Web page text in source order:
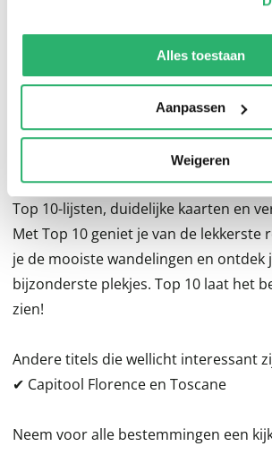
kunnen ontvangen en verwerken.
Alles toestaan
Aanpassen
Weigeren
Toscane / Noordwest-Toscane /
heuvelsteden / Zuid-Toscane / De
Met Capitool Top 10 ben je verzekerd
compacte reisgids boordevol
Top 10-lijsten, duidelijke kaarten en
Met Top 10 geniet je van de lekkerste
je de mooiste wandelingen en ontdek
bijzonderste plekjes. Top 10 laat het
zien!
Andere titels die wellicht interessant
✔ Capitool Florence en Toscane
Neem voor alle bestemmingen een